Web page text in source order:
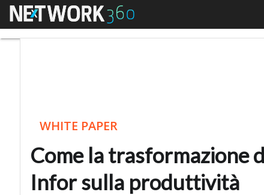
Menu Come la
WHITE PAPER
Come la trasformazione
Infor sulla produttività